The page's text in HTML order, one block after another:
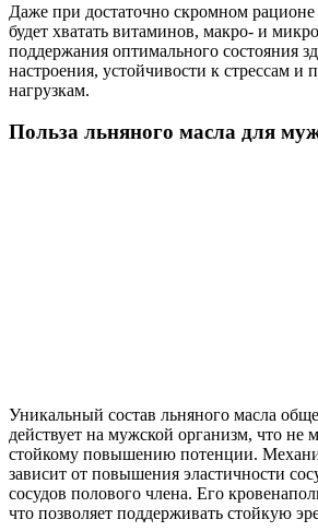
Даже при достаточно скромном рационе
будет хватать витаминов, макро- и
поддержания оптимального состояния
настроения, устойчивости к стрессам
нагрузкам.
Польза льняного масла для
Уникальный состав льняного масла
действует на мужской организм, что не
стойкому повышению потенции.
зависит от повышения эластичности
сосудов полового члена. Его
что позволяет поддерживать стойкую